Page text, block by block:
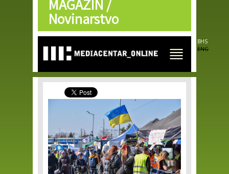
Skip to
main
content
MAGAZIN /
Novinarstvo
BHS
ENG